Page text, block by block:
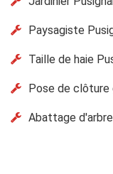
Paysagiste
Taille de haie
Pose de clôture
Abattage